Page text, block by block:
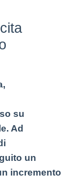
su
Ad
un
incremento